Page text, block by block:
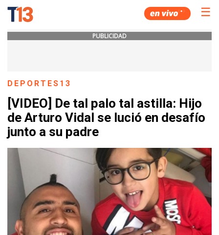
☰
PUBLICIDAD
DEPORTES13
[VIDEO] De tal palo tal astilla: Hijo
de Arturo Vidal se lució en desafío
junto a su padre